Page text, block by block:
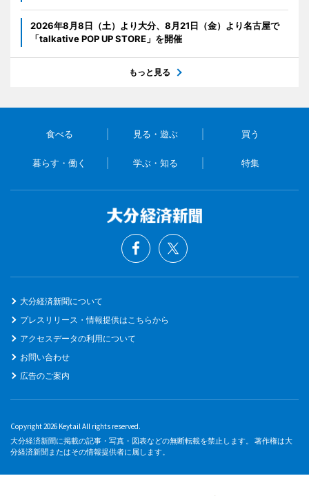
2026年8月8日（土）より大分、8月21日（金）より名古屋で
「talkative POP UP STORE」を開催
もっと見る
食べる 見る・遊ぶ 買う
暮らす・働く 学ぶ・知る 特集
大分経済新聞について
プレスリリース・情報提供はこちらから
アクセスデータの利用について
お問い合わせ
広告のご案内
Copyright 2026 Keytail All rights reserved.
大分経済新聞に掲載の記事・写真・図表などの無断転載を禁止します。 著作権は大
分経済新聞またはその情報提供者に属します。